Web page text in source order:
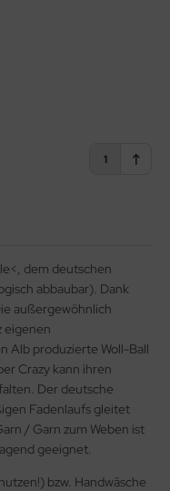
1
dem deutschen
abbaubar). Dank
außergewöhnlich
eigenen
Alb produzierte Woll-Ball
Crazy kann ihren
Der deutsche
Fadenlaufs gleitet
/ Garn zum Weben ist
geeignet.
bzw. Handwäsche